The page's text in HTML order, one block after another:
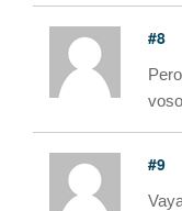
#8
#9